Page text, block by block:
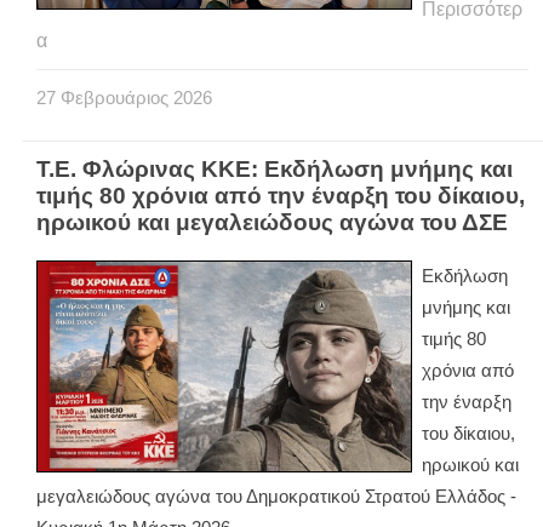
Περισσότερ
α
27 Φεβρουάριος 2026
Τ.Ε. Φλώρινας ΚΚΕ: Εκδήλωση μνήμης και
τιμής 80 χρόνια από την έναρξη του δίκαιου,
ηρωικού και μεγαλειώδους αγώνα του ΔΣΕ
Εκδήλωση
μνήμης και
τιμής 80
χρόνια από
την έναρξη
του δίκαιου,
ηρωικού και
μεγαλειώδους αγώνα του Δημοκρατικού Στρατού Ελλάδος -